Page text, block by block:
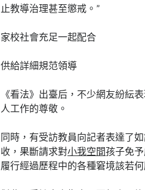
止教導治理甚至懲戒。”
家校社會充足一起配合
供給詳細規范領導
《看法》出臺后，不少網友紛紜
人工作的尊敬。
同時，有受訪教員向記者表達了
收，果斷請求對小我空間孩子免
履行經過歷程中的各種窘境該若何